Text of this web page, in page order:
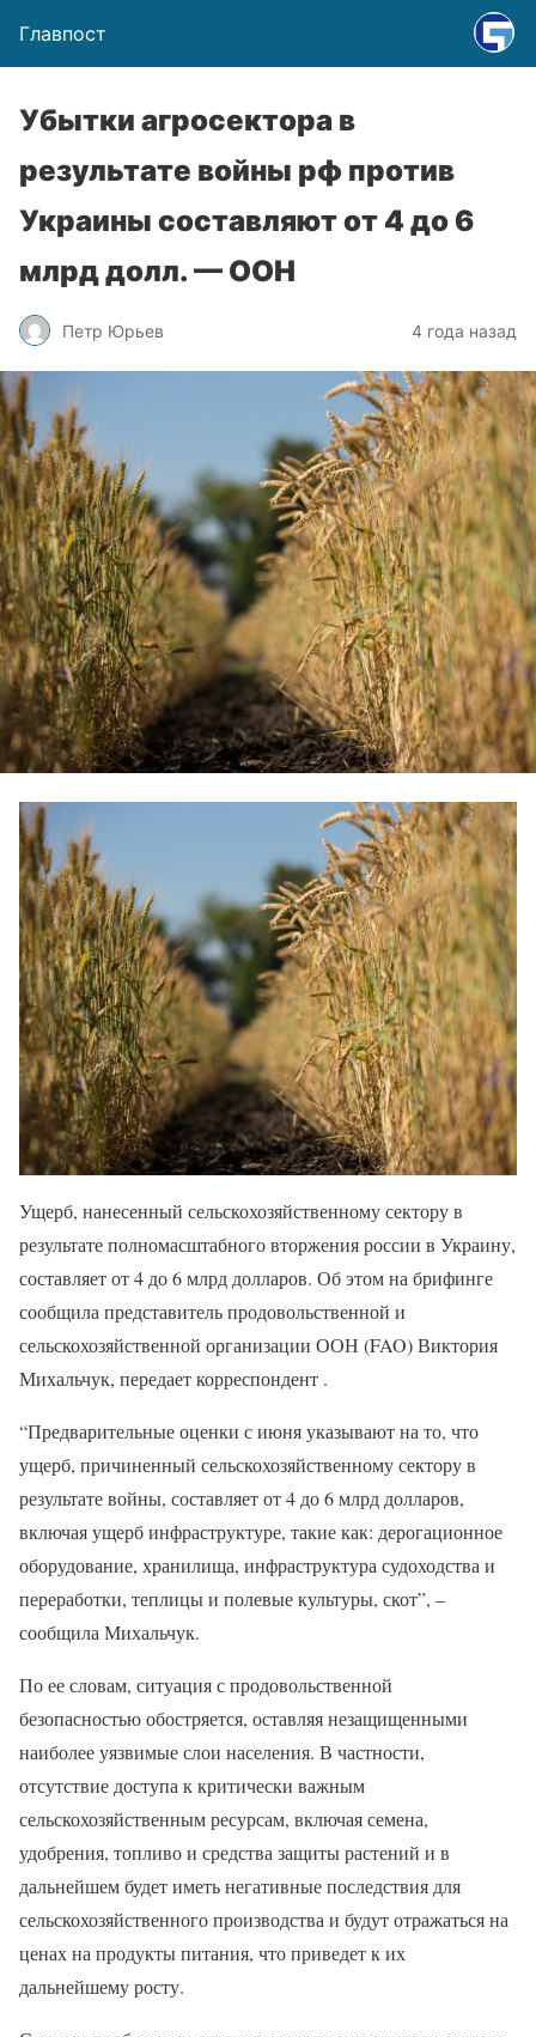
Главпост
Убытки агросектора в
результате войны рф против
Украины составляют от 4 до 6
млрд долл. — ООН
Петр Юрьев 4 года назад
Ущерб, нанесенный сельскохозяйственному сектору в
результате полномасштабного вторжения россии в Украину,
составляет от 4 до 6 млрд долларов. Об этом на брифинге
сообщила представитель продовольственной и
сельскохозяйственной организации ООН (FAO) Виктория
Михальчук, передает корреспондент .
“Предварительные оценки с июня указывают на то, что
ущерб, причиненный сельскохозяйственному сектору в
результате войны, составляет от 4 до 6 млрд долларов,
включая ущерб инфраструктуре, такие как: дерогационное
оборудование, хранилища, инфраструктура судоходства и
переработки, теплицы и полевые культуры, скот”, –
сообщила Михальчук.
По ее словам, ситуация с продовольственной
безопасностью обостряется, оставляя незащищенными
наиболее уязвимые слои населения. В частности,
отсутствие доступа к критически важным
сельскохозяйственным ресурсам, включая семена,
удобрения, топливо и средства защиты растений и в
дальнейшем будет иметь негативные последствия для
сельскохозяйственного производства и будут отражаться на
ценах на продукты питания, что приведет к их
дальнейшему росту.